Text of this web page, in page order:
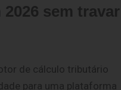
sem travar
de cálculo tributário
para uma plataforma